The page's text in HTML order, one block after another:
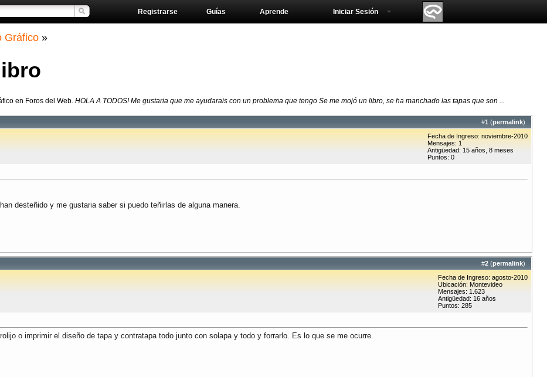
Aprende
Guías
Registrarse Iniciar Sesión
Gráfico »
en Foros del Web. HOLA A TODOS! Me gustaria que me ayudarais con un problema que tengo Se me mojó un libro, se ha manchado las tapas que son ...
#1 (permalink)
Fecha de Ingreso: noviembre-2010
Mensajes: 1
Antigüedad: 15 años, 8 meses
Puntos: 0
desteñido y me gustaria saber si puedo teñirlas de alguna manera.
#2 (permalink)
Fecha de Ingreso: agosto-2010
Ubicación: Montevideo
Mensajes: 1.623
Antigüedad: 16 años
Puntos: 285
o imprimir el diseño de tapa y contratapa todo junto con solapa y todo y forrarlo. Es lo que se me ocurre.